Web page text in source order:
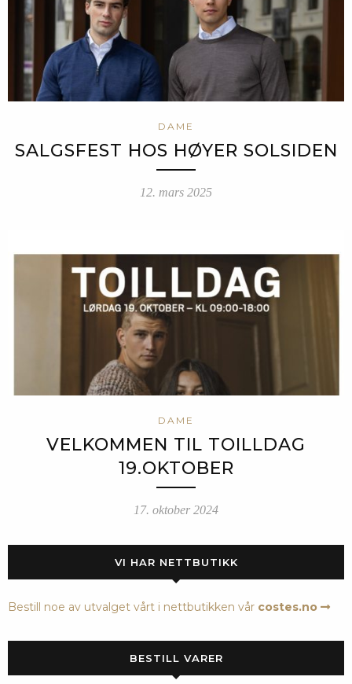
DAME
SALGSFEST HOS HØYER SOLSIDEN
12. mars 2025
DAME
VELKOMMEN TIL TOILLDAG
19.OKTOBER
17. oktober 2024
VI HAR NETTBUTIKK
Bestill noe av utvalget vårt i nettbutikken vår costes.no
BESTILL VARER